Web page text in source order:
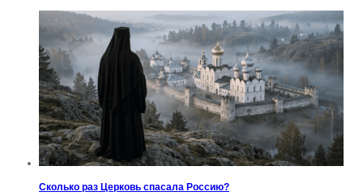
Сколько раз Церковь спасала Россию?